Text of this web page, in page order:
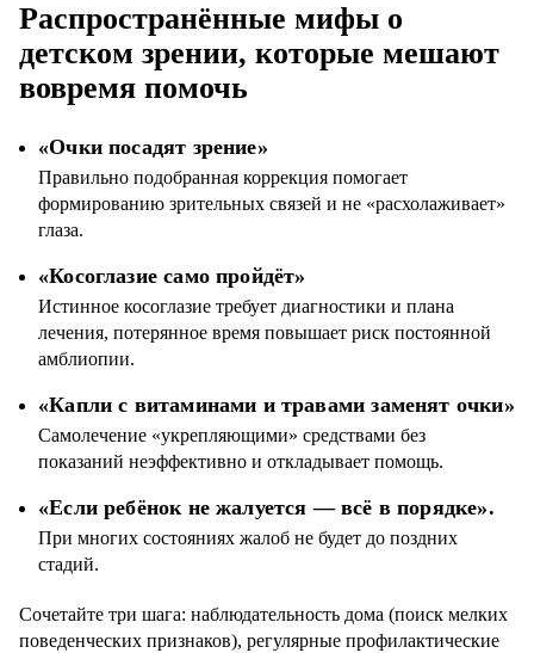
Распространённые мифы о
детском зрении, которые мешают
вовремя помочь
«Очки посадят зрение»
Правильно подобранная коррекция помогает
формированию зрительных связей и не «расхолаживает»
глаза.
«Косоглазие само пройдёт»
Истинное косоглазие требует диагностики и плана
лечения, потерянное время повышает риск постоянной
амблиопии.
«Капли с витаминами и травами заменят очки»
Самолечение «укрепляющими» средствами без
показаний неэффективно и откладывает помощь.
«Если ребёнок не жалуется — всё в порядке».
При многих состояниях жалоб не будет до поздних
стадий.
Сочетайте три шага: наблюдательность дома (поиск мелких
поведенческих признаков), регулярные профилактические